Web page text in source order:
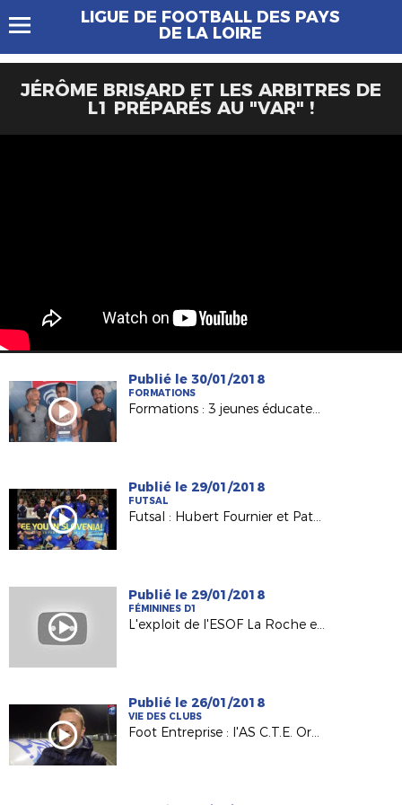
LIGUE DE FOOTBALL DES PAYS
DE LA LOIRE
JÉRÔME BRISARD ET LES ARBITRES DE
L1 PRÉPARÉS AU "VAR" !
Publié le 30/01/2018
FORMATIONS
Formations : 3 jeunes éducateurs heureux titulaires du B.M.F.
Publié le 29/01/2018
FUTSAL
Futsal : Hubert Fournier et Patrick Pion à fond derrière les Bleus !
Publié le 29/01/2018
FÉMININES D1
L'exploit de l'ESOF La Roche en Coupe de France
Publié le 26/01/2018
VIE DES CLUBS
Foot Entreprise : l'AS C.T.E. Orvault en 16es de la Coupe Nationale